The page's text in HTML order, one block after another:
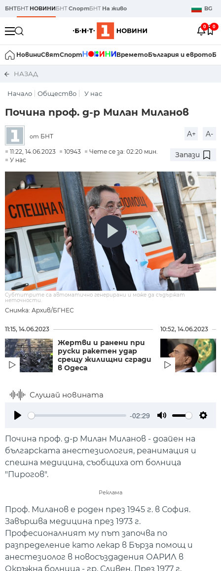
БНТБНТ НОВИНИБНТСпортБНТ На живо BG
0 0
НовиниСвятСпорт ВреметоБългария и еврото
НАЗАД
Начало Общество У нас
Почина проф. д-р Милан Миланов
от БНТ A+ A-
11:22, 14.06.2023 10943
Чете се за: 02:20 мин.
У нас
Запази
Снимка: Архив/БГНЕС
Субтитрите са автоматично генерирани и може да съдържат
неточности.
11:15, 14.06.2023
Жертви и ранени при
руски ракетен удар
срещу жилищни сгради
в Одеса
10:52, 14.06.2023
Слушай новината
-02:29
Почина проф. д-р Милан Миланов - доайен на
българската анестезиология, реанимация и
спешна медицина, съобщиха от болница
"Пирогов".
Реклама
Проф. Миланов е роден през 1945 г. в София.
Завършва медицина през 1973 г.
Професионалният му път започва по
разпределение като лекар в Бърза помощ и
анестезиолог в новосъздадения ОАРИЛ в
Окръжна болница - гр. Сливен. През 1977 г.